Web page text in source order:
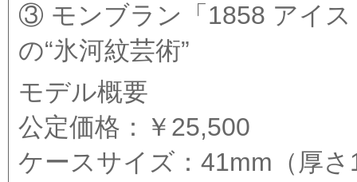
③ モンブラン「1858 アイ
の“氷河紋芸術”
モデル概要
公定価格：￥25,500
ケースサイズ：41mm（厚